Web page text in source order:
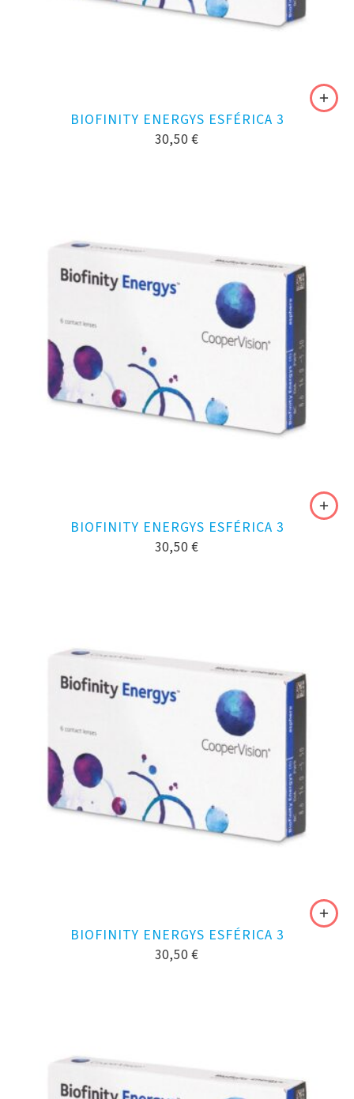
BIOFINITY ENERGYS ESFÉRICA 3
30,50 €
BIOFINITY ENERGYS ESFÉRICA 3
30,50 €
BIOFINITY ENERGYS ESFÉRICA 3
30,50 €